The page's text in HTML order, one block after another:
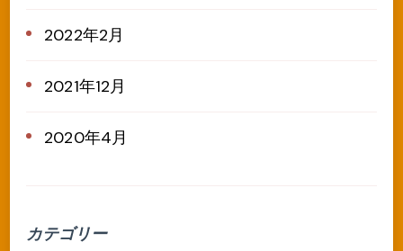
2022年2月
2021年12月
2020年4月
カテゴリー